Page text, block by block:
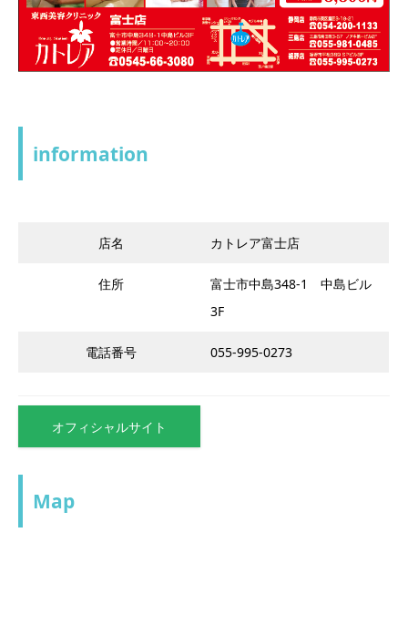
information
店名 カトレア富士店
住所
富士市中島348-1 中島ビル
3F
電話番号 055-995-0273
オフィシャルサイト
Map